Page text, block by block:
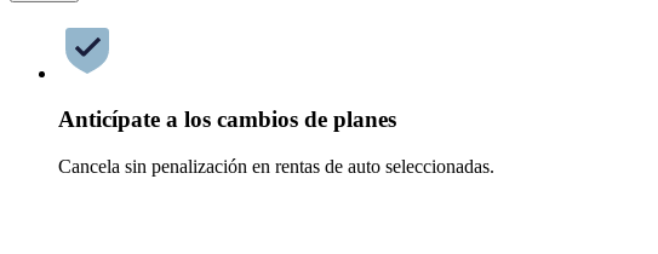
Anticípate a los cambios de planes
Cancela sin penalización en rentas de auto seleccionadas.